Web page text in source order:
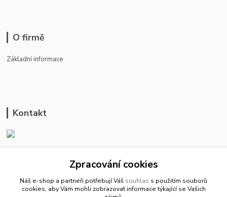
O firmě
Základní informace
Kontakt
+420 799 500 769
pracovní dny 8-11hod.,13-15hod.
Zpracování cookies
Náš e-shop a partneři potřebují Váš souhlas s použitím souborů
cookies, aby Vám mohli zobrazovat informace týkající se Vašich